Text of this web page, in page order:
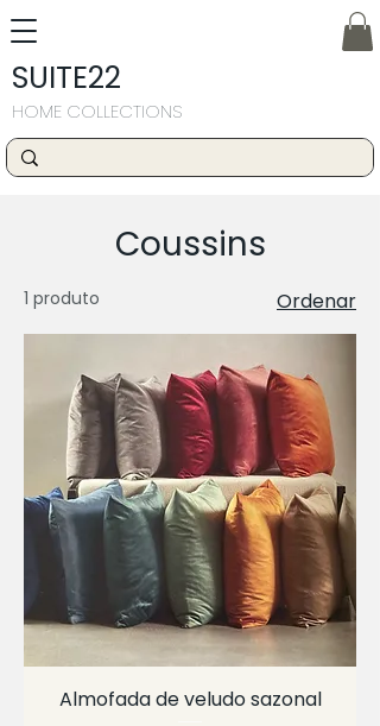
SUITE22
HOME COLLECTIONS
Coussins
1 produto Ordenar
Almofada de veludo sazonal